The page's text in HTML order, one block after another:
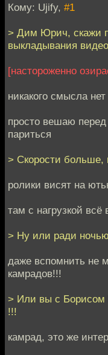
Кому: Ujify, #1
> Дим Юрич, скажи
выкладывания
[настороженно
никакого смысла нет
просто вешаю
париться
> Скорости больше,
ролики висят на
там с нагрузкой
> Ну или ради
даже вспомнить не
камрадов!!!
> Или вы с Борисом
!!!
камрад, это же